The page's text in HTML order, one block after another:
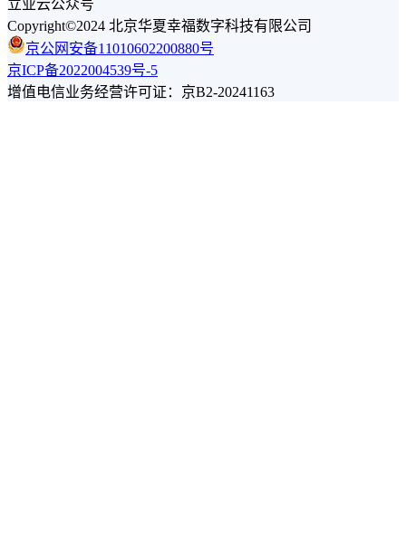
立业云公众号
Copyright©2024 北京华夏幸福数字科技有限公司
京公网安备11010602200880号
京ICP备2022004539号-5
增值电信业务经营许可证：京B2-20241163